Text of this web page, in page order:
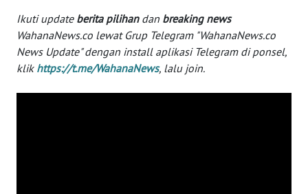
Ikuti update berita pilihandan breaking news
WahanaNews.co lewat Grup Telegram "WahanaNews.co
News Update" dengan install aplikasi Telegram di ponsel,
klik https://t.me/WahanaNews, lalu join.
SUMSEL
WN
BENGKULU